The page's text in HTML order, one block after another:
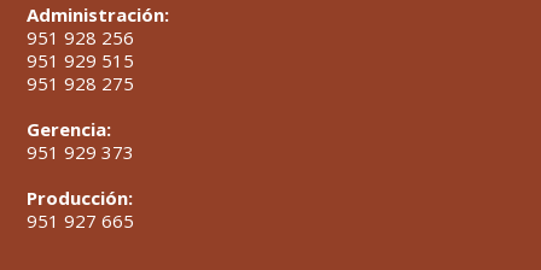
Administración:
951 928 256
951 929 515
951 928 275
Gerencia:
951 929 373
Producción:
951 927 665